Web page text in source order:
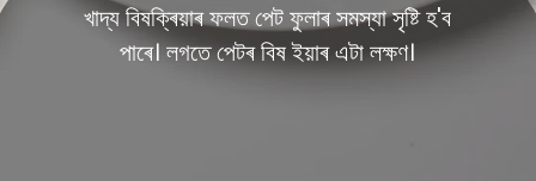
খাদ্য বিষক্ৰিয়াৰ ফলত পেট ফুলাৰ সমস্যা সৃষ্টি হ'ব
পাৰে। লগতে পেটৰ বিষ ইয়াৰ এটা লক্ষণ।